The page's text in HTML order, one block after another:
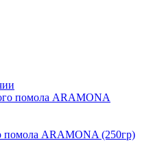
помола ARAMONA (250гр)